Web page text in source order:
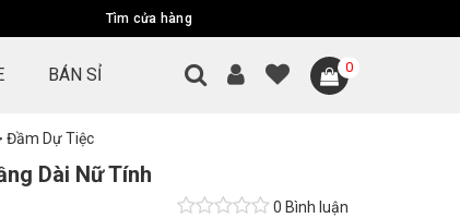
Tìm cửa hàng
BÁN SỈ 0
Đầm Dự Tiệc
Dài Nữ Tính
0 Bình luận